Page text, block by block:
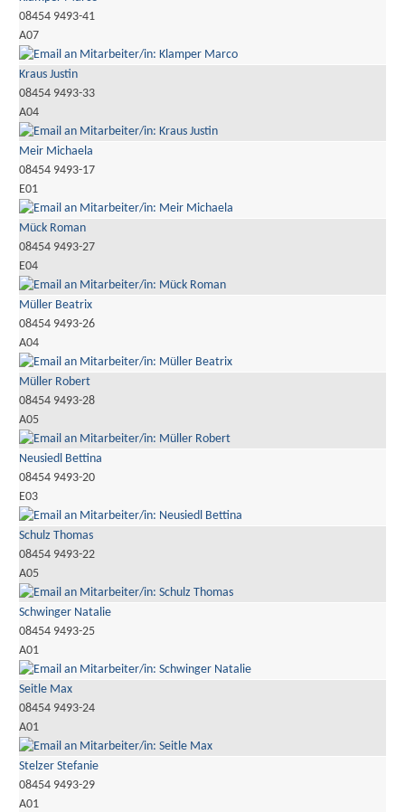
08454 9493-41
A07
Kraus Justin
08454 9493-33
A04
Meir Michaela
08454 9493-17
E01
Mück Roman
08454 9493-27
E04
Müller Beatrix
08454 9493-26
A04
Müller Robert
08454 9493-28
A05
Neusiedl Bettina
08454 9493-20
E03
Schulz Thomas
08454 9493-22
A05
Schwinger Natalie
08454 9493-25
A01
Seitle Max
08454 9493-24
A01
Stelzer Stefanie
08454 9493-29
A01